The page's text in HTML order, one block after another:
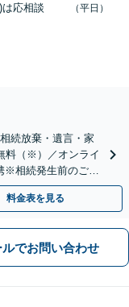
は応相談
（平日）
続放棄・遺言・家
料（※）／オンライ
※相続発生前のご相
料金表を見る
ルでお問い合わせ